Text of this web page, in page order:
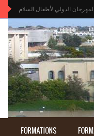
الدولي لأطفال السلام
FORMATIONS